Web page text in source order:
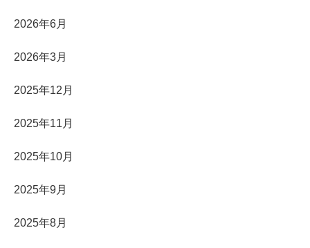
2026年6月
2026年3月
2025年12月
2025年11月
2025年10月
2025年9月
2025年8月